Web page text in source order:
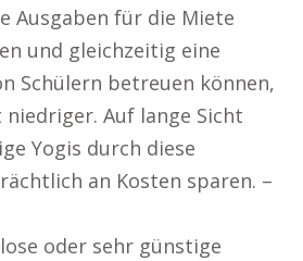
Ausgaben für die Miete
und gleichzeitig eine
Schülern betreuen können,
Auf lange Sicht
Yogis durch diese
an Kosten sparen. –
oder sehr günstige